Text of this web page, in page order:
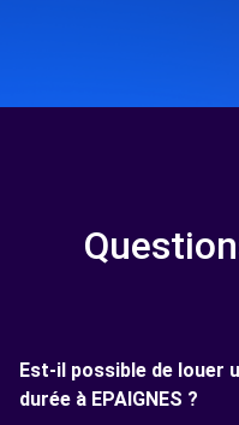
Est-il possible de louer
durée à EPAIGNES ?